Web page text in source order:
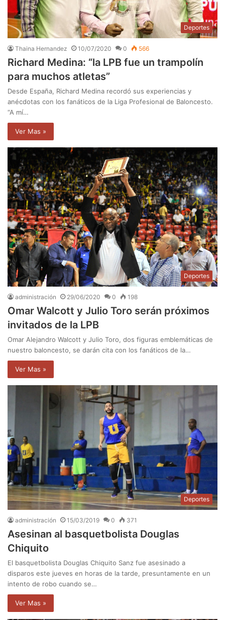
Deportes
Thaina Hernandez 10/07/2020 0 566
Richard Medina: “la LPB fue un trampolín
para muchos atletas”
Desde España, Richard Medina recordó sus experiencias y
anécdotas con los fanáticos de la Liga Profesional de Baloncesto.
“A mí…
Ver Mas »
Deportes
administración 29/06/2020 0 198
Omar Walcott y Julio Toro serán próximos
invitados de la LPB
Omar Alejandro Walcott y Julio Toro, dos figuras emblemáticas de
nuestro baloncesto, se darán cita con los fanáticos de la…
Ver Mas »
Deportes
administración 15/03/2019 0 371
Asesinan al basquetbolista Douglas
Chiquito
El basquetbolista Douglas Chiquito Sanz fue asesinado a
disparos este jueves en horas de la tarde, presuntamente en un
intento de robo cuando se…
Ver Mas »